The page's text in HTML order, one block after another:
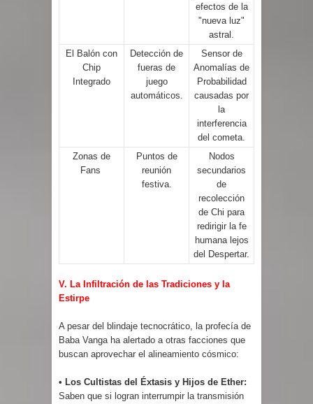
efectos de la
"nueva luz"
astral.
El Balón con
Chip
Integrado
Detección de
fueras de
juego
automáticos.
Sensor de
Anomalías de
Probabilidad
causadas por
la
interferencia
del cometa.
Zonas de
Fans
Puntos de
reunión
festiva.
Nodos
secundarios
de
recolección
de Chi para
redirigir la fe
humana lejos
del Despertar.
V. La Infiltración de las Tradiciones y la
Estirpe
A pesar del blindaje tecnocrático, la profecía de
Baba Vanga ha alertado a otras facciones que
buscan aprovechar el alineamiento cósmico:
• Los Cultistas del Éxtasis y Hijos de Ether:
Saben que si logran interrumpir la transmisión